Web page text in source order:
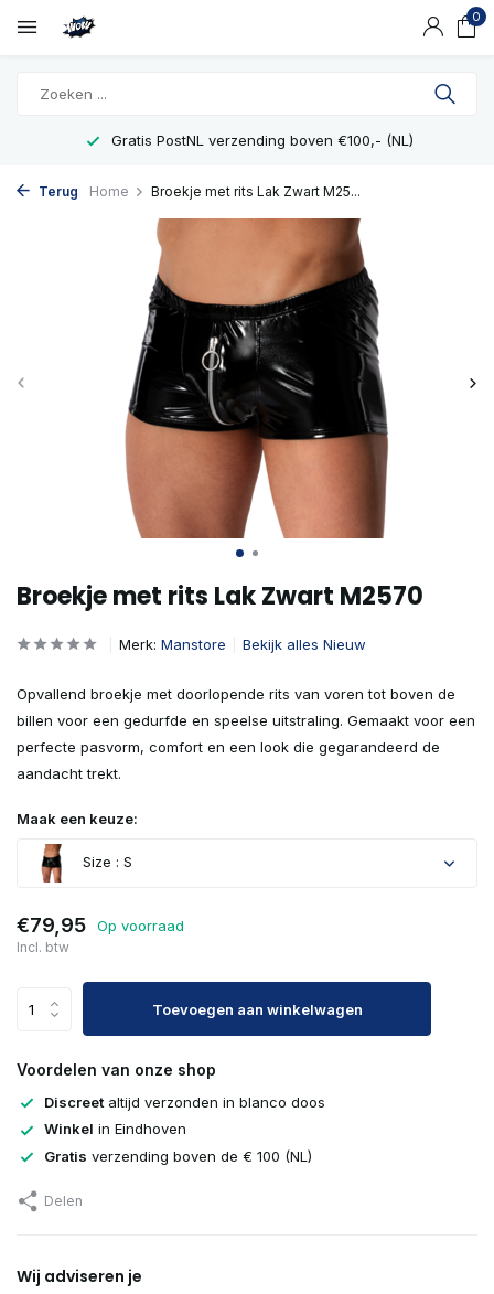
0
Gratis PostNL verzending boven €100,- (NL)
Terug Home Broekje met rits Lak Zwart M25...
Broekje met rits Lak Zwart M2570
Merk: Manstore Bekijk alles Nieuw
Opvallend broekje met doorlopende rits van voren tot boven de
billen voor een gedurfde en speelse uitstraling. Gemaakt voor een
perfecte pasvorm, comfort en een look die gegarandeerd de
aandacht trekt.
Maak een keuze:
Size : S
€79,95 Op voorraad
Incl. btw
Toevoegen aan winkelwagen
Voordelen van onze shop
Discreet altijd verzonden in blanco doos
Winkel in Eindhoven
Gratis verzending boven de € 100 (NL)
Delen
Wij adviseren je